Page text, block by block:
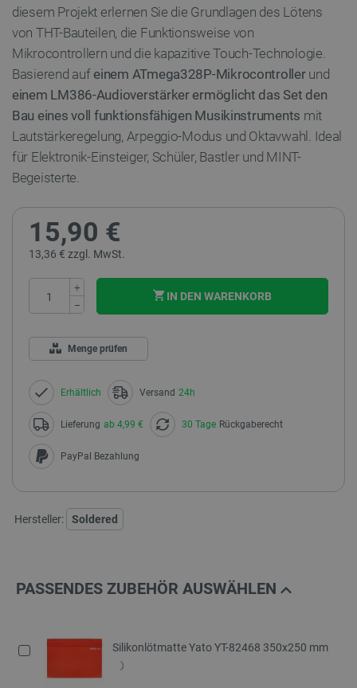
diesem Projekt erlernen Sie die Grundlagen des Lötens
von THT-Bauteilen, die Funktionsweise von
Mikrocontrollern und die kapazitive Touch-Technologie.
Basierend auf einem ATmega328P-Mikrocontrollerund
einem LM386-Audioverstärker ermöglicht das Set den
Bau eines voll funktionsfähigen Musikinstruments mit
Lautstärkeregelung, Arpeggio-Modus und Oktavwahl. Ideal
für Elektronik-Einsteiger, Schüler, Bastler und MINT-
Begeisterte.
15,90 €
13,36 € zzgl. MwSt.
+
−
IN DEN WARENKORB
Menge prüfen
Erhältlich Versand 24h
Lieferung ab 4,99 € 30 Tage Rückgaberecht
PayPal Bezahlung
Hersteller: Soldered
PASSENDES ZUBEHÖR AUSWÄHLEN
Silikonlötmatte Yato YT-82468 350x250 mm